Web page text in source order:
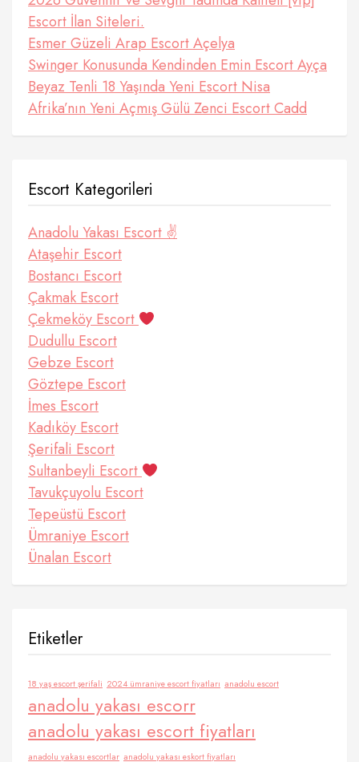
Escort İlan Siteleri.
Esmer Güzeli Arap Escort Açelya
Swinger Konusunda Kendinden Emin Escort Ayça
Beyaz Tenli 18 Yaşında Yeni Escort Nisa
Afrika’nın Yeni Açmış Gülü Zenci Escort Cadd
Escort Kategorileri
Anadolu Yakası Escort ✌️
Ataşehir Escort
Bostancı Escort
Çakmak Escort
Çekmeköy Escort
Dudullu Escort
Gebze Escort
Göztepe Escort
İmes Escort
Kadıköy Escort
Şerifali Escort
Sultanbeyli Escort
Tavukçuyolu Escort
Tepeüstü Escort
Ümraniye Escort
Ünalan Escort
Etiketler
18 yaş escort şerifali 2024 ümraniye escort fiyatları anadolu escort
anadolu yakası escorr
anadolu yakası escort fiyatları
anadolu yakası escortlar anadolu yakası eskort fiyatları